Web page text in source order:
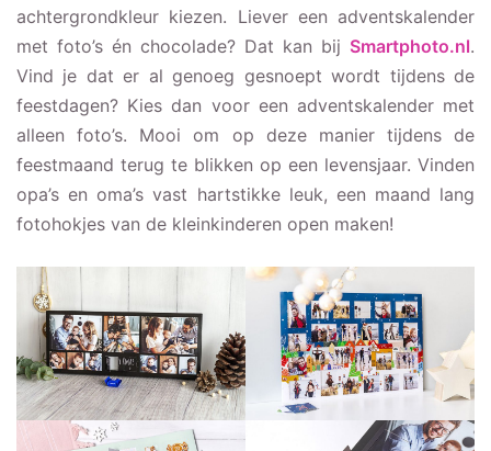
achtergrondkleur kiezen. Liever een adventskalender
met foto’s én chocolade? Dat kan bij Smartphoto.nl.
Vind je dat er al genoeg gesnoept wordt tijdens de
feestdagen? Kies dan voor een adventskalender met
alleen foto’s. Mooi om op deze manier tijdens de
feestmaand terug te blikken op een levensjaar. Vinden
opa’s en oma’s vast hartstikke leuk, een maand lang
fotohokjes van de kleinkinderen open maken!